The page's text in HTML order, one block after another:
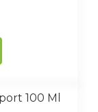
100 Ml